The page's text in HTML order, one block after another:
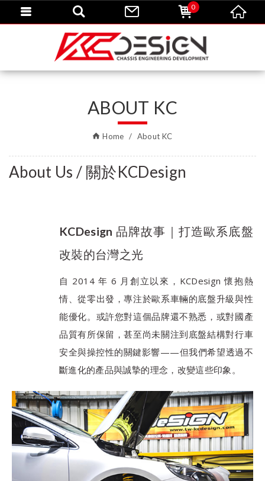
ABOUT KC
Home About KC
About Us / 關於KCDesign
KCDesign 品牌故事｜打造歐系底盤
改裝的台灣之光
自 2014 年 6 月創立以來，KCDesign 懷抱熱
情、從零出發，專注於歐系車輛的底盤升級與性
能優化。或許您對這個品牌還不熟悉，或對國產
品質有所保留，甚至尚未關注到底盤結構對行車
安全與操控性的關鍵影響——但我們希望透過不
斷進化的產品與誠摯的理念，改變這些印象。
0